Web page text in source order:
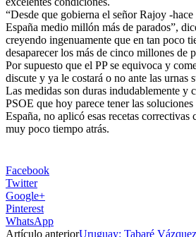
“Desde que gobierna el señor Rajoy -hace
España medio millón más de parados”,
creyendo ingenuamente que en tan poco
desaparecer los más de cinco millones de
Por supuesto que el PP se equivoca y
discute y ya le costará o no ante las urnas
Las medidas son duras indudablemente y
PSOE que hoy parece tener las
España, no aplicó esas recetas correctivas
muy poco tiempo atrás.
Facebook
Twitter
Google+
Pinterest
WhatsApp
Artículo anteriorUruguay: Tabaré